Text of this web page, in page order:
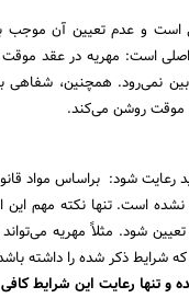
است و عدم تعیین آن موجب
است: مهریه در عقد موقت
نمی‌رود. همچنین، شفاهی
موقت روشن می‌کند.
شود: براساس مواد
است. تنها نکته مهم
تعیین شود. مثلاً مهریه
شرایط ذکر شده را داشته
و تنها رعایت این شرایط